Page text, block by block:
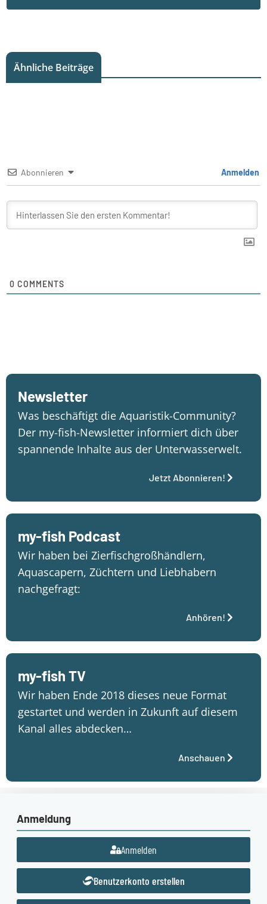
Ähnliche Beiträge
Abonnieren Anmelden
0 COMMENTS
Newsletter
Was beschäftigt die Aquaristik-Community?
Der my-fish-Newsletter informiert dich über
spannende Inhalte aus der Unterwasserwelt.
Jetzt Abonnieren!
my-fish Podcast
Wir haben bei Zierfischgroßhändlern,
Aquascapern, Züchtern und Liebhabern
nachgefragt:
Anhören!
my-fish TV
Wir haben Ende 2018 dieses neue Format
gestartet und werden in Zukunft auf diesem
Kanal alles abdecken…
Anschauen
Anmeldung
Anmelden
Benutzerkonto erstellen